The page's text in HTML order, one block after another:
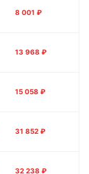
8 001 ₽
13 968 ₽
15 058 ₽
31 852 ₽
32 238 ₽